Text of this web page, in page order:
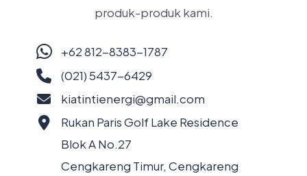
produk-produk kami.
+62 812-8383-1787
(021) 5437-6429
kiatintienergi@gmail.com
Rukan Paris Golf Lake Residence
Blok A No.27
Cengkareng Timur, Cengkareng